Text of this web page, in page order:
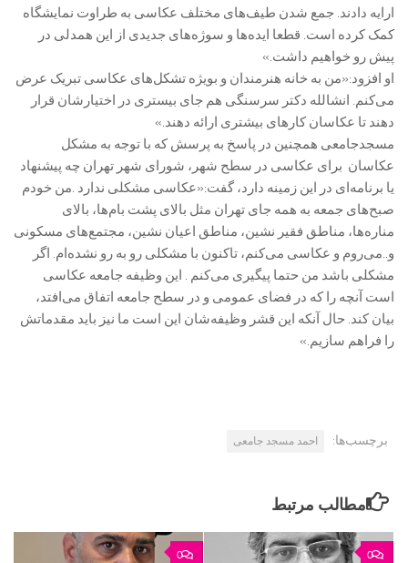
ارایه دادند. جمع شدن طیف‌های مختلف عکاسی به طراوت نمایشگاه
کمک کرده است. قطعا ایده‌ها و سوژه‌های جدیدی از این همدلی در
پیش رو خواهیم داشت.»
او افزود:«من به خانه هنرمندان و بویژه تشکل‌های عکاسی تبریک عرض
می‌کنم. انشالله دکتر سرسنگی هم جای بیستری در اختیارشان قرار
دهند تا عکاسان کارهای بیشتری ارائه دهند.»
مسجدجامعی همچنین در پاسخ به پرسش که با توجه به مشکل
عکاسان برای عکاسی در سطح شهر، شورای شهر تهران چه پیشنهاد
یا برنامه‌ای در این زمینه دارد، گفت:«عکاسی مشکلی ندارد .من خودم
صبح‌های جمعه به همه جای تهران مثل بالای پشت بام‌ها، بالای
مناره‌ها، مناطق فقیر نشین، مناطق اعیان نشین، مجتمع‌های مسکونی
و..می‌روم و عکاسی می‌کنم، تاکنون با مشکلی رو به رو نشده‌ام. اگر
مشکلی باشد من حتما پیگیری می‌کنم . این وظیفه جامعه عکاسی
است آنچه را که در فضای عمومی و در سطح جامعه اتفاق می‌افتد،
بیان کند. حال آنکه این قشر وظیفه‌شان این است ما نیز باید مقدماتش
را فراهم سازیم.»
برچسب‌ها: احمد مسجد جامعی
مطالب مرتبط
0 0